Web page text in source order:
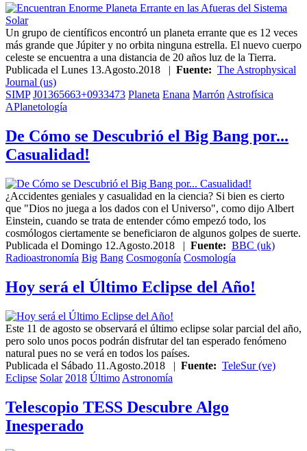
Un grupo de científicos encontró un planeta errante que es 12 veces
más grande que Júpiter y no orbita ninguna estrella. El nuevo cuerpo
celeste se encuentra a una distancia de 20 años luz de la Tierra.
Publicada el Lunes 13.Agosto.2018 | Fuente: The Astrophysical
Journal (us)
SIMP J01365663+0933473 Planeta Enana Marrón Astrofísica
APlanetología
De Cómo se Descubrió el Big Bang por...
Casualidad!
¿Accidentes geniales y casualidad en la ciencia? Si bien es cierto
que "Dios no juega a los dados con el Universo", como dijo Albert
Einstein, cuando se trata de entender cómo empezó todo, los
cosmólogos ciertamente se beneficiaron de algunos golpes de suerte.
Publicada el Domingo 12.Agosto.2018 | Fuente: BBC (uk)
Radioastronomía Big Bang Cosmogonía Cosmología
Hoy será el Último Eclipse del Año!
Este 11 de agosto se observará el último eclipse solar parcial del año,
pero solo unos pocos podrán disfrutar del tan esperado fenómeno
natural pues no se verá en todos los países.
Publicada el Sábado 11.Agosto.2018 | Fuente: TeleSur (ve)
Eclipse Solar 2018 Último Astronomía
Telescopio TESS Descubre Algo
Inesperado